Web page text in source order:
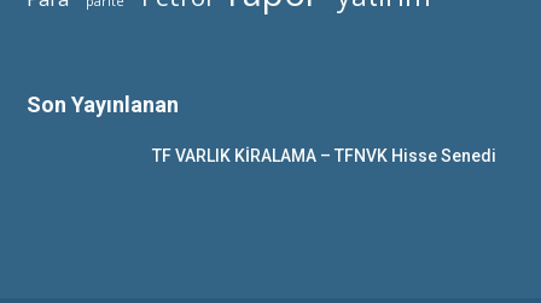
Son Yayınlanan
TF VARLIK KİRALAMA – TFNVK Hisse Senedi